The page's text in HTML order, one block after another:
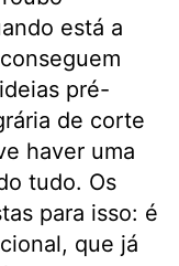
está a
pré-
de corte
haver uma
tudo. Os
para isso: é
que já